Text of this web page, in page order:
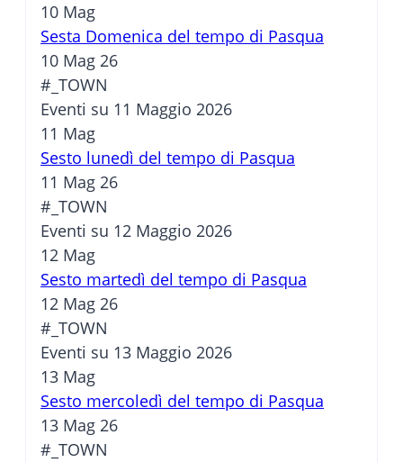
10 Mag
Sesta Domenica del tempo di Pasqua
10 Mag 26
#_TOWN
Eventi su 11 Maggio 2026
11 Mag
Sesto lunedì del tempo di Pasqua
11 Mag 26
#_TOWN
Eventi su 12 Maggio 2026
12 Mag
Sesto martedì del tempo di Pasqua
12 Mag 26
#_TOWN
Eventi su 13 Maggio 2026
13 Mag
Sesto mercoledì del tempo di Pasqua
13 Mag 26
#_TOWN